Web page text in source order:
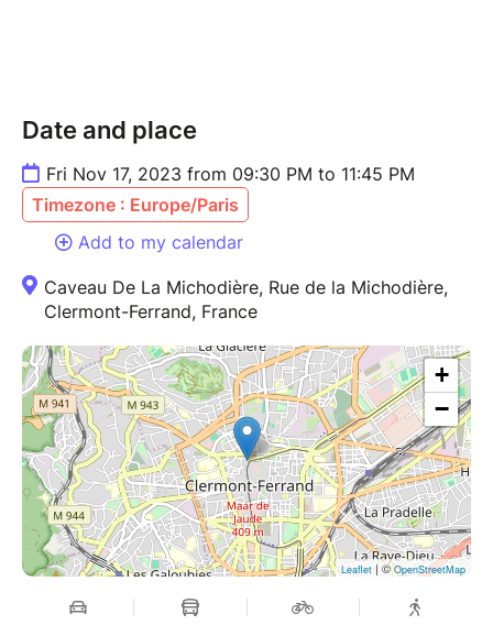
Date and place
Fri Nov 17, 2023 from 09:30 PM to 11:45 PM
Timezone : Europe/Paris
Add to my calendar
Caveau De La Michodière, Rue de la Michodière,
Clermont-Ferrand, France
+
−
Leaflet | ©OpenStreetMap